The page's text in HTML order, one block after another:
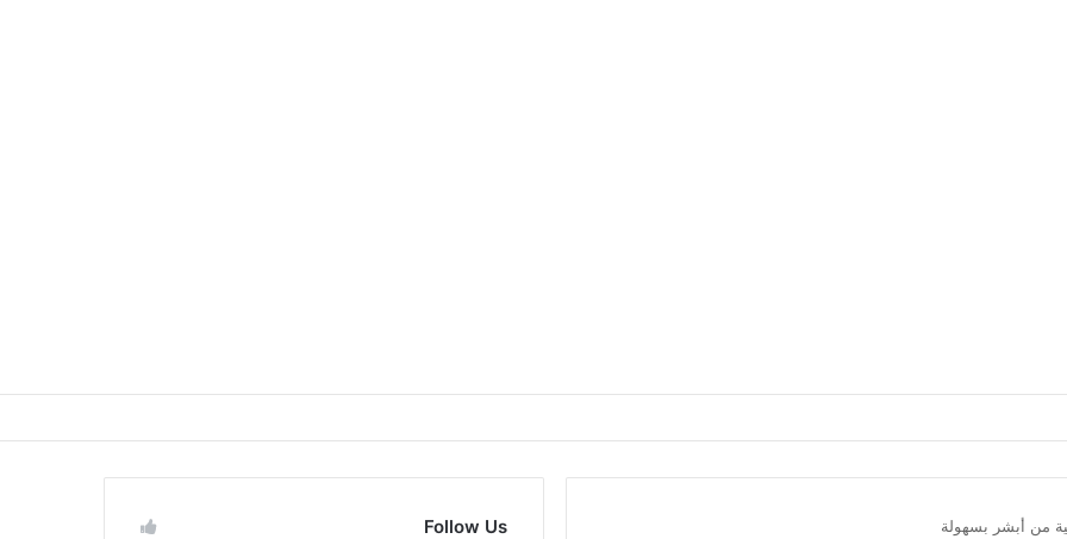
من أبشر بسهولة Follow Us